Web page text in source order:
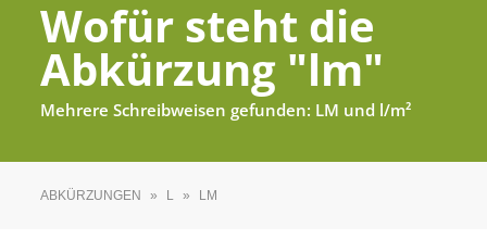
Wofür steht die
Abkürzung "lm"
Mehrere Schreibweisen gefunden: LM und l/m²
ABKÜRZUNGEN » L » LM